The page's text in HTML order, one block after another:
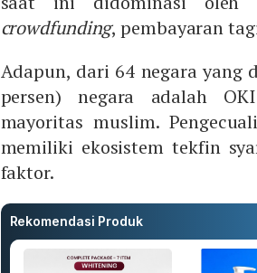
crowdfunding, pembayaran
Adapun, dari 64 negara yang
persen) negara adalah
mayoritas muslim.
memiliki ekosistem tekfin
faktor.
Rekomendasi Produk